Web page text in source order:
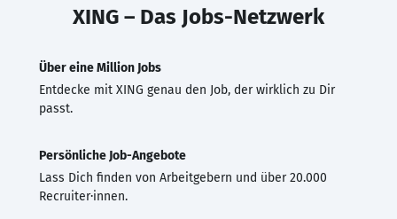
XING – Das Jobs-Netzwerk
Über eine Million Jobs
Entdecke mit XING genau den Job, der wirklich zu Dir
passt.
Persönliche Job-Angebote
Lass Dich finden von Arbeitgebern und über 20.000
Recruiter·innen.